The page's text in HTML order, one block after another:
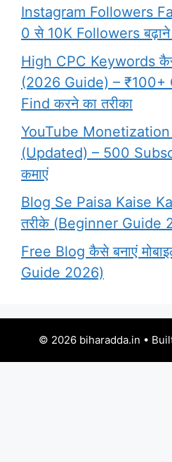
Instagram Followers
0 से 10K Followers
High CPC Keywords
(2026 Guide) – ₹100+
Find करने का तरीका
YouTube
(Updated) – 500
कमाएं
Blog Se Paisa Kaise
तरीके (Beginner Guide
Free Blog कैसे बनाएं
Guide 2026)
© 2026 biharadda.in •